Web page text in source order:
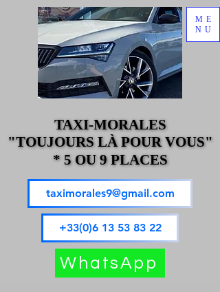
ME
NU
TAXI-MORALES
"TOUJOURS LÀ POUR VOUS"
* 5 OU 9 PLACES
TAXI-MORALES
"TOUJOURS LÀ POUR VOUS"
* 5 OU 9 PLACES
taximorales9@gmail.com
+33(0)6 13 53 83 22
WhatsApp